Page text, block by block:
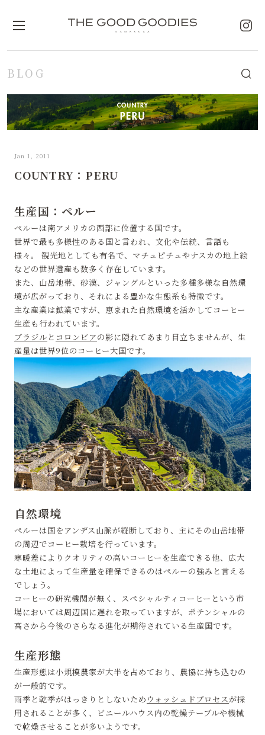
BLOG
Jan 1, 2011
COUNTRY：PERU
生産国：ペルー
ペルーは南アメリカの西部に位置する国です。
世界で最も多様性のある国と言われ、文化や伝統、言語も
様々。 観光地としても有名で、マチュピチュやナスカの地上絵
などの世界遺産も数多く存在しています。
また、山岳地帯、砂漠、ジャングルといった多種多様な自然環
境が広がっており、それによる豊かな生態系も特徴です。
主な産業は鉱業ですが、恵まれた自然環境を活かしてコーヒー
生産も行われています。
ブラジル と コロンビアの影に隠れてあまり目立ちませんが、生
産量は世界9位のコーヒー大国です。
自然環境
ペルーは国をアンデス山脈が縦断しており、主にその山岳地帯
の周辺でコーヒー栽培を行っています。
寒暖差によりクオリティの高いコーヒーを生産できる他、広大
な土地によって生産量を確保できるのはペルーの強みと言える
でしょう。
コーヒーの研究機関が無く、スペシャルティコーヒーという市
場においては周辺国に遅れを取っていますが、ポテンシャルの
高さから今後のさらなる進化が期待されている生産国です。
生産形態
生産形態は小規模農家が大半を占めており、農協に持ち込むの
が一般的です。
雨季と乾季がはっきりとしないため ウォッシュドプロセスが採
用されることが多く、ビニールハウス内の乾燥テーブルや機械
で乾燥させることが多いようです。